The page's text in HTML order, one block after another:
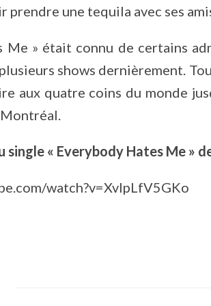
prendre une tequila avec ses
Me » était connu de certains
shows dernièrement.
aux quatre coins du monde
single « Everybody Hates Me »
watch?v=XvIpLfV5GKo